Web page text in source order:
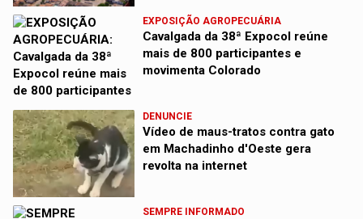
EXPOSIÇÃO AGROPECUÁRIA
Cavalgada da 38ª Expocol reúne
mais de 800 participantes e
movimenta Colorado
DENUNCIE
Vídeo de maus-tratos contra gato
em Machadinho d'Oeste gera
revolta na internet
SEMPRE INFORMADO